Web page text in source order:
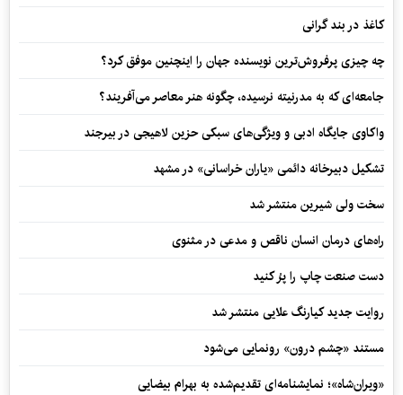
کاغذ در بند گرانی
چه چیزی پرفروش‌ترین نویسنده جهان را اینچنین موفق کرد؟
جامعه‌ای که به مدرنیته نرسیده، چگونه هنر معاصر می‌آفریند؟
واکاوی جایگاه ادبی و ویژگی‌های سبکی حزین لاهیجی در بیرجند
تشکیل دبیرخانه دائمی «یاران خراسانی» در مشهد
سخت ولی شیرین منتشر شد
راه‌های درمان انسان ناقص و مدعی در مثنوی
دست صنعت چاپ را پرُ کنید
روایت جدید کیارنگ علایی منتشر شد
مستند «چشم درون» رونمایی می‌شود
«ویران‌شاه»؛ نمایشنامه‌ای تقدیم‌شده به بهرام بیضایی